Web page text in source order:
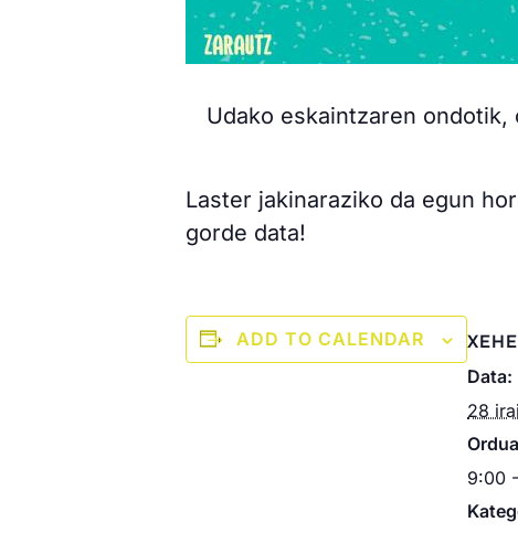
Udako eskaintzaren
Laster jakinaraziko da egun
gorde data!
ADD TO CALENDAR
Data:
28
9:00